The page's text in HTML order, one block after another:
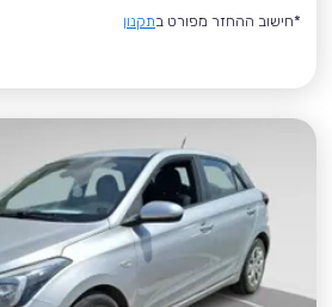
*חישוב ההחזר מפורט בתקנון